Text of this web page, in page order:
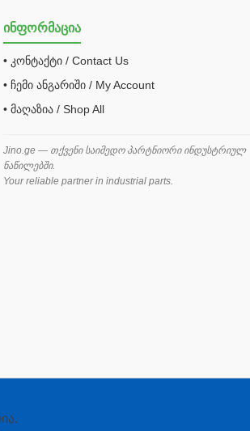
ინფორმაცია
• კონტაქტი / Contact Us
• ჩემი ანგარიში / My Account
• მაღაზია / Shop All
Jino.ge — თქვენი საიმედო პარტნიორი ინდუსტრიულ
ნაწილებში.
Your reliable partner in industrial parts.